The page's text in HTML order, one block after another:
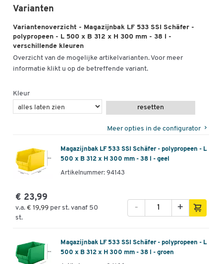
Varianten
Variantenoverzicht - Magazijnbak LF 533 SSI Schäfer -
polypropeen - L 500 x B 312 x H 300 mm - 38 l -
verschillende kleuren
Overzicht van de mogelijke artikelvarianten. Voor meer
informatie klikt u op de betreffende variant.
Kleur
resetten
Meer opties in de configurator
Magazijnbak LF 533 SSI Schäfer - polypropeen - L
500 x B 312 x H 300 mm - 38 l - geel
Artikelnummer: 94143
€ 23,99
v.a. € 19,99 per st. vanaf 50
st.
+
-
Magazijnbak LF 533 SSI Schäfer - polypropeen - L
500 x B 312 x H 300 mm - 38 l - groen